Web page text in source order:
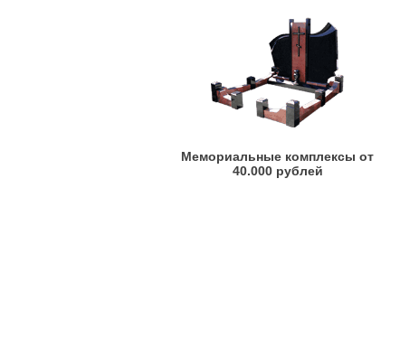
Мемориальные комплексы от
40.000 рублей